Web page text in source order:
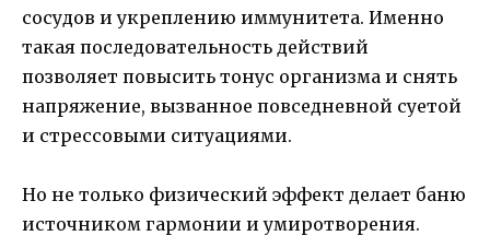
сосудов и укреплению иммунитета. Именно
такая последовательность действий
позволяет повысить тонус организма и снять
напряжение, вызванное повседневной суетой
и стрессовыми ситуациями.
Но не только физический эффект делает баню
источником гармонии и умиротворения.